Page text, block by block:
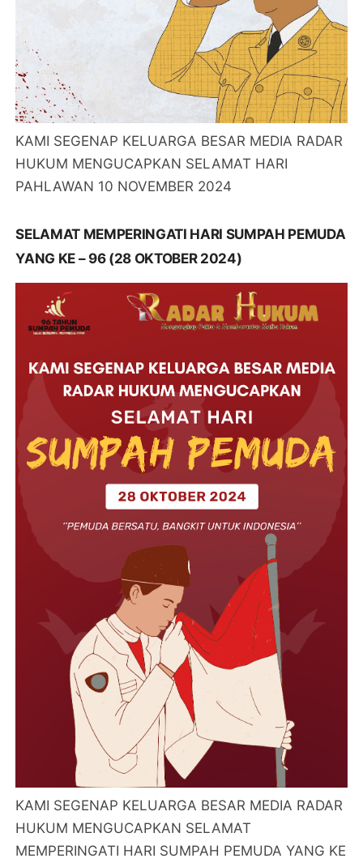
KAMI SEGENAP KELUARGA BESAR MEDIA RADAR
HUKUM MENGUCAPKAN SELAMAT HARI
PAHLAWAN 10 NOVEMBER 2024
SELAMAT MEMPERINGATI HARI SUMPAH PEMUDA
YANG KE – 96 (28 OKTOBER 2024)
KAMI SEGENAP KELUARGA BESAR MEDIA RADAR
HUKUM MENGUCAPKAN SELAMAT
MEMPERINGATI HARI SUMPAH PEMUDA YANG KE